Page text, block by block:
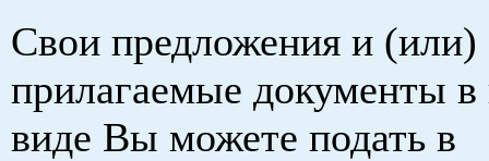
Свои предложения и (или)
прилагаемые документы
виде Вы можете подать в